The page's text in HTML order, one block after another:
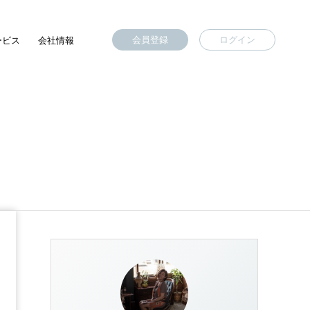
ス 会社情報 会員登録 ログイン